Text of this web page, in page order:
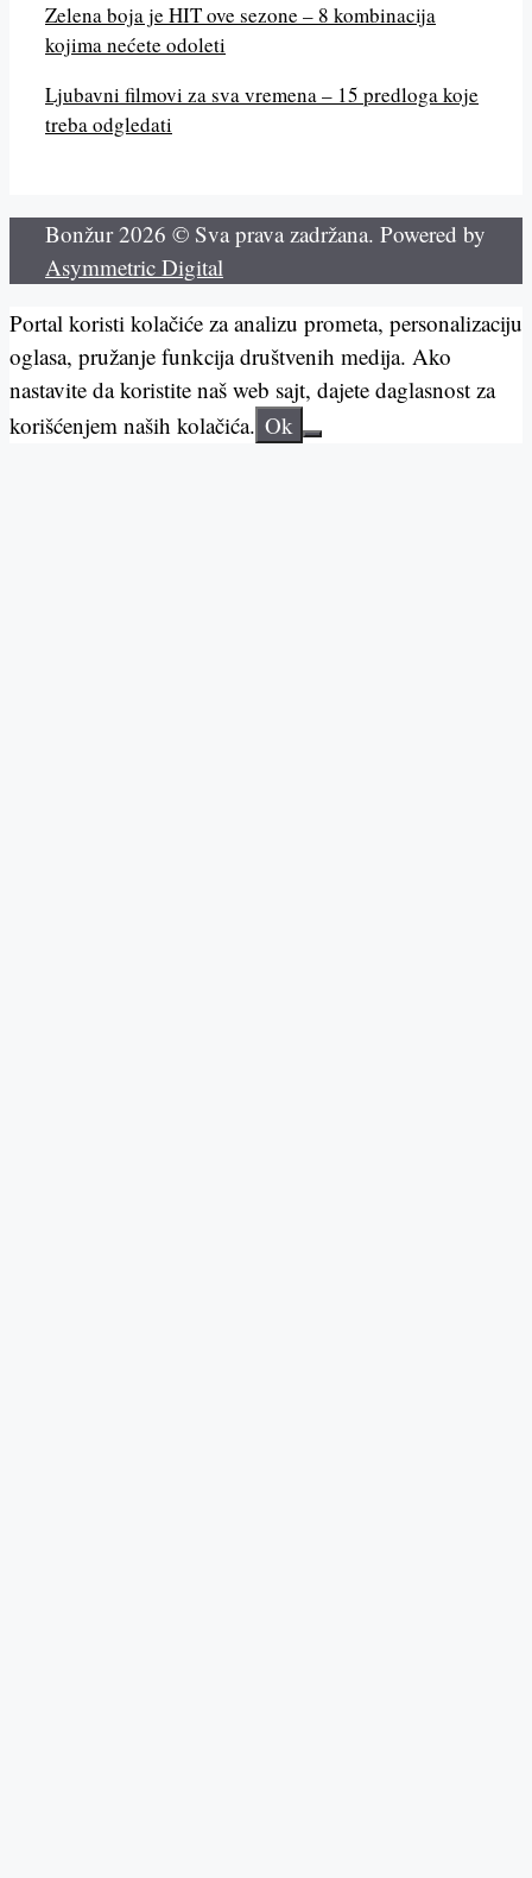
Zelena boja je HIT ove sezone – 8 kombinacija
kojima nećete odoleti
Ljubavni filmovi za sva vremena – 15 predloga koje
treba odgledati
Bonžur 2026 © Sva prava zadržana. Powered by
Asymmetric Digital
Portal koristi kolačiće za analizu prometa, personalizaciju
oglasa, pružanje funkcija društvenih medija. Ako
nastavite da koristite naš web sajt, dajete daglasnost za
korišćenjem naših kolačića. Ok